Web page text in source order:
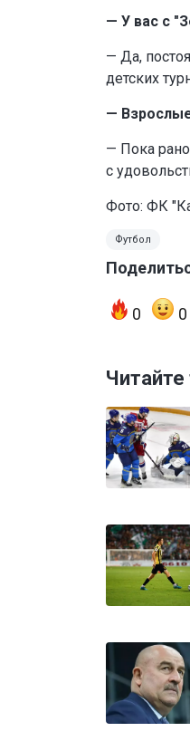
— У вас с
— Да,
детских
—
— Пока
с
Фото: ФК
Футбол
0 0